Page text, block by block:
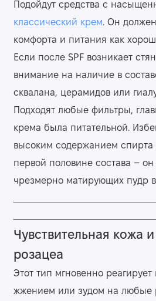
Подойдут средства с
классический крем. Он должен
комфорта и питания как
Если после SPF возникает
внимание на наличие в
сквалана, церамидов или
Подходят любые фильтры,
крема была питательной.
высоким содержанием спирта
первой половине состава –
чрезмерно матирующих пудр в
Чувствительная кожа
розацеа
Этот тип мгновенно
жжением или зудом на любые